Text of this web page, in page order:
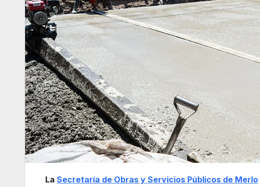
La Secretaría de Obras y Servicios Públicos de Merlo